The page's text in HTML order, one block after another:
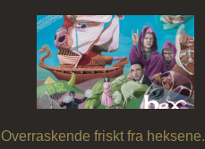
Overraskende friskt fra heksene.